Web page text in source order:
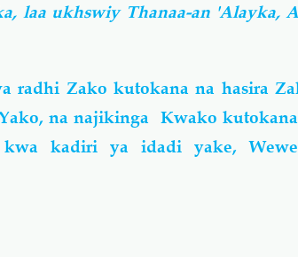
laa ukhswiy Thanaa-an 'Alayka,
radhi Zako kutokana na hasira
na najikinga Kwako
kadiri ya idadi yake,